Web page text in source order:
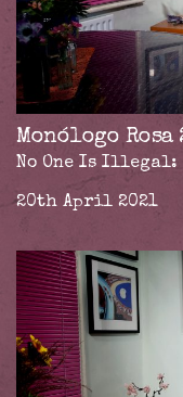
Monólogo Rosa
No One Is
20th April 2021